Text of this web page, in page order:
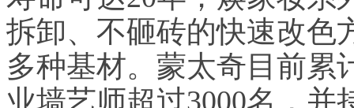
拆卸、不砸砖的快速改色
多种基材。蒙太奇目前累
业墙艺师超过3000名，并